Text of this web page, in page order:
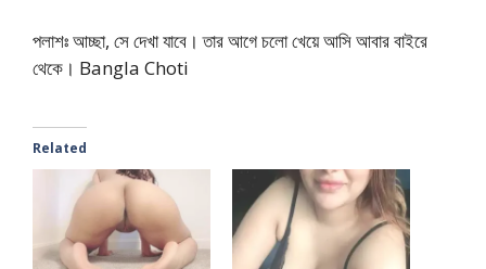
পলাশঃ আচ্ছা, সে দেখা যাবে। তার আগে চলো খেয়ে আসি আবার বাইরে
থেকে। Bangla Choti
Related